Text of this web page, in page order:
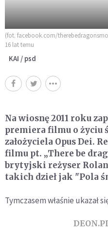
(fot. facebook.com/
16 lat temu
KAI / psd
Na wiosnę 2011 roku
premiera filmu o życiu
założyciela Opus Dei.
filmu pt. „There be
brytyjski reżyser
takich dzieł jak "Pola
Tymczasem właśnie ukazał